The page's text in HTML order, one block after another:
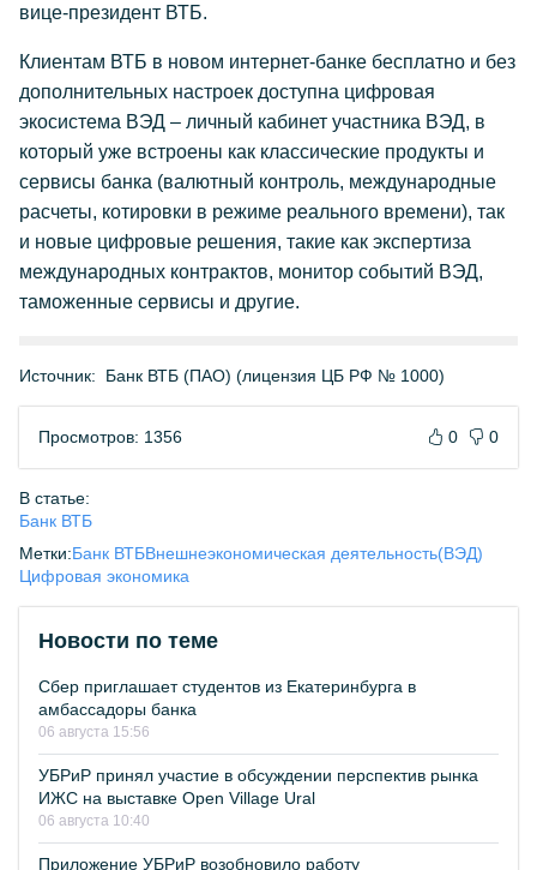
вице-президент ВТБ.
Клиентам ВТБ в новом интернет-банке бесплатно и без
дополнительных настроек доступна цифровая
экосистема ВЭД – личный кабинет участника ВЭД, в
который уже встроены как классические продукты и
сервисы банка (валютный контроль, международные
расчеты, котировки в режиме реального времени), так
и новые цифровые решения, такие как экспертиза
международных контрактов, монитор событий ВЭД,
таможенные сервисы и другие.
Источник: Банк ВТБ (ПАО) (лицензия ЦБ РФ № 1000)
Просмотров: 1356 0 0
В статье:
Банк ВТБ
Метки:Банк ВТБВнешнеэкономическая деятельность(ВЭД)
Цифровая экономика
Новости по теме
Сбер приглашает студентов из Екатеринбурга в
амбассадоры банка
06 августа 15:56
УБРиР принял участие в обсуждении перспектив рынка
ИЖС на выставке Open Village Ural
06 августа 10:40
Приложение УБРиР возобновило работу